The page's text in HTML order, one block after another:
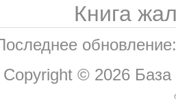
Книга
Copyright © 2026 База